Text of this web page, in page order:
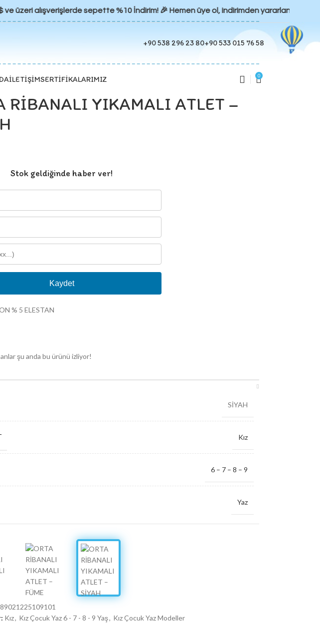
üzeri alışverişlerde sepette %10 İndirim! 🎉 Hemen üye ol, indirimden yararlan 🛍️ Şimdi
+90 538 296 23 80+90 533 015 76 58
İLETIŞIMSERTIFIKALARIMIZ 0
RİBANALI YIKAMALI ATLET –
Stok geldiğinde haber ver!
Kaydet
% 5 ELESTAN
şu anda bu ürünü izliyor!
SİYAH
Kız
6 – 7 – 8 – 9
Yaz
89021225109101
Kız, Kız Çocuk Yaz 6 - 7 - 8 - 9 Yaş, Kız Çocuk Yaz Modeller